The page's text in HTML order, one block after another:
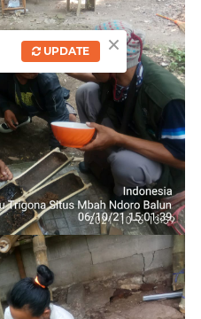
×
UPDATE